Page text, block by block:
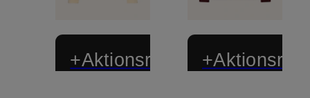
+Aktionsrabatt